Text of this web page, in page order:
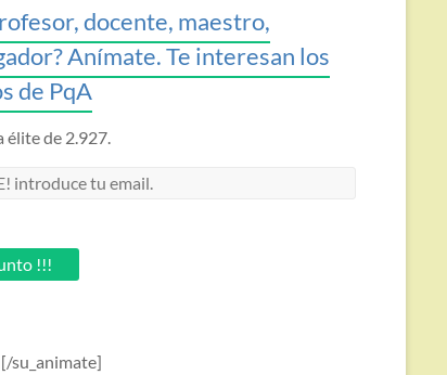
docente, maestro,
Anímate. Te interesan los
de PqA
élite de 2.927.
!!!
su_animate]